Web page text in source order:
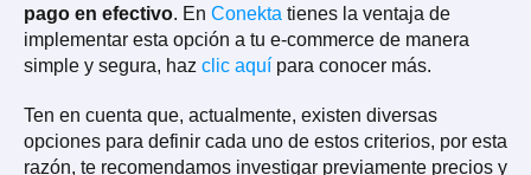
pago en efectivo. En Conekta tienes la ventaja de
implementar esta opción a tu e-commerce de manera
simple y segura, haz clic aquí para conocer más.
Ten en cuenta que, actualmente, existen diversas
opciones para definir cada uno de estos criterios, por esta
razón, te recomendamos investigar previamente precios y